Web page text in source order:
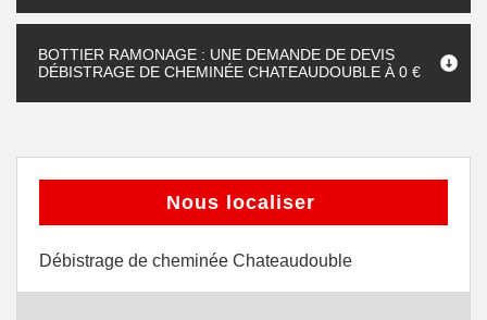
BOTTIER RAMONAGE : UNE DEMANDE DE DEVIS
DÉBISTRAGE DE CHEMINÉE CHATEAUDOUBLE À 0 €
Nous localiser
Débistrage de cheminée Chateaudouble